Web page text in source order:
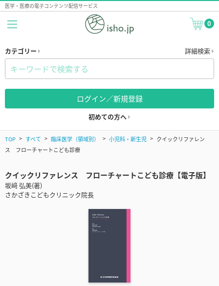
医学・医療の電子コンテンツ配信サービス
0
カテゴリー 詳細検索
ログイン／新規登録
初めての方へ
TOP すべて 臨床医学（領域別） 小児科・新生児
クイックリファレン
ス フローチャートこども診療
クイックリファレンス フローチャートこども診療【電子版】
坂﨑 弘美(著)
さかざきこどもクリニック院長